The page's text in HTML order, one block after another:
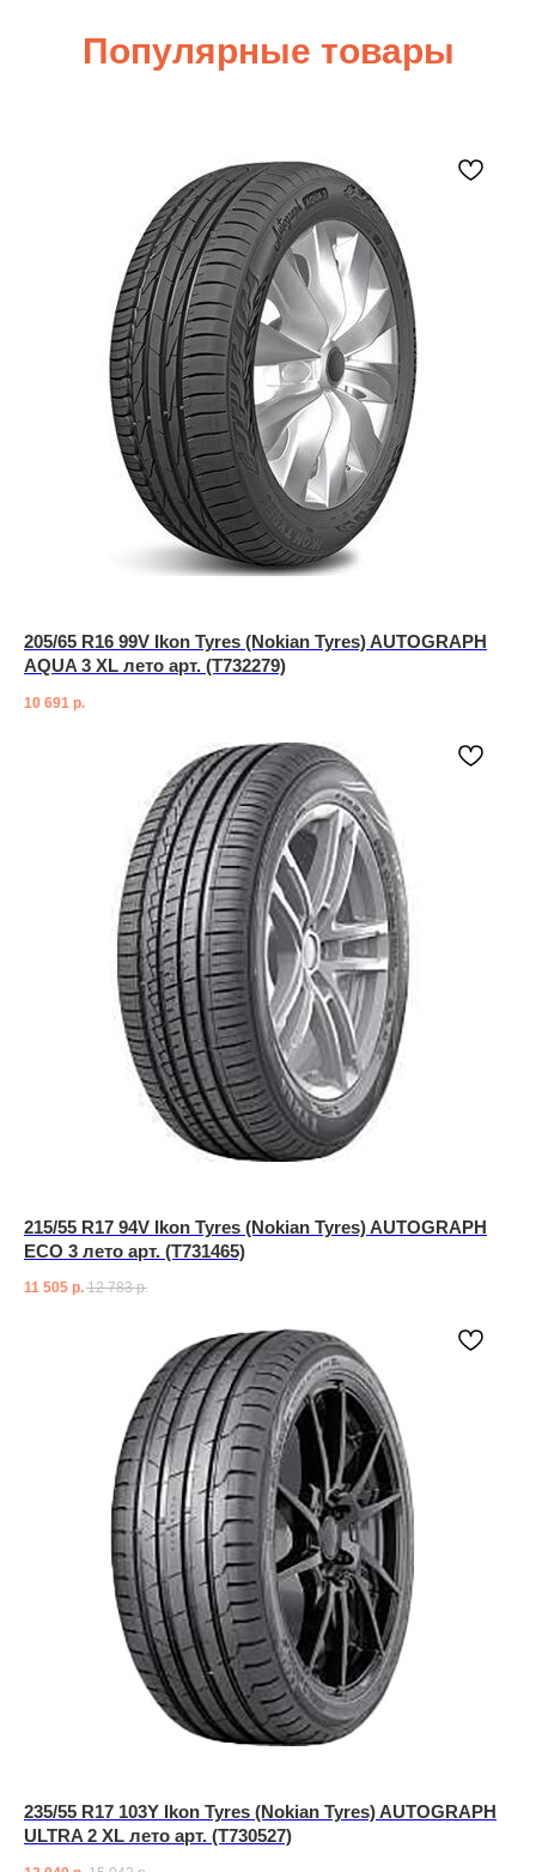
Популярные товары
205/65 R16 99V Ikon Tyres (Nokian Tyres) AUTOGRAPH
AQUA 3 XL лето арт. (T732279)
10 691 р.
215/55 R17 94V Ikon Tyres (Nokian Tyres) AUTOGRAPH
ECO 3 лето арт. (T731465)
11 505 р. 12 783 р.
235/55 R17 103Y Ikon Tyres (Nokian Tyres) AUTOGRAPH
ULTRA 2 XL лето арт. (T730527)